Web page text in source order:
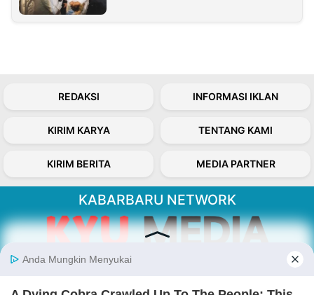
REDAKSI INFORMASI IKLAN
KIRIM KARYA TENTANG KAMI
KIRIM BERITA MEDIA PARTNER
KABARBARU NETWORK